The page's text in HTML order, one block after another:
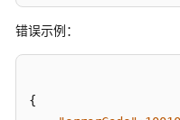
API
错误示例：
{